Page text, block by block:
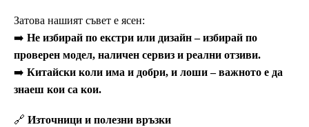
Затова нашият съвет е ясен:
➡️ Не избирай по екстри или дизайн – избирай по
проверен модел, наличен сервиз и реални отзиви.
➡️ Китайски коли има и добри, и лоши – важното е да
знаеш кои са кои.
🔗 Източници и полезни връзки